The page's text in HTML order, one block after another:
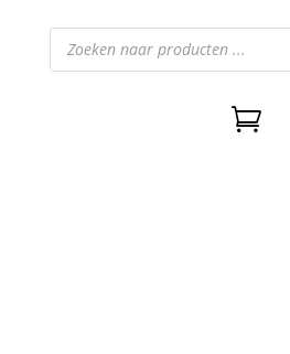
Producten
zoeken
